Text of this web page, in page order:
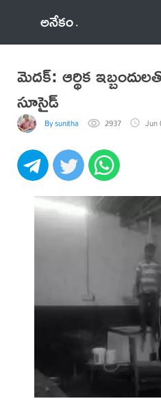
అనేకం
మెదక్: ఆర్థిక
సూసైడ్
By sunitha 2937 Jun